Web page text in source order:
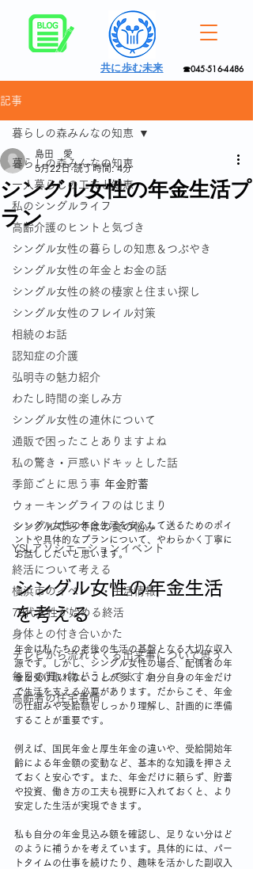
☎045-516-4486
共に歩む未来
記事
暮らしの森みんなの知恵
一人暮らしの工夫と知恵
私のシングルライフ
高齢介護のヒントと気づき
シングル女性の暮らしの知恵＆つぶやき
シングル女性の年金とお金の話
シングル女性の終の棲家と住まい探し
シングル女性のフレイル対策
相続のお話
認知症の介護
弘明寺の魅力紹介
わたし時間の楽しみ方
シングル女性の連休について
通販で困ったことありますよね
私の驚き・戸惑いドキッとした話
季節ごとに思う事
ウォーキングライフのはじまり
シングルならではの食の悩み
YSLアソシエーションイベント
終活について考える
横浜市のイベント・生活情報
70代女性が始める終活
身体との付き合いかた
テレビから流れてくる出来事について思う
毎日の買い物どうしてますか
高齢者の住宅事情
暮らしの森みんなの知恵
シングル女性の年金生活プ
ラン
島田 愛
5月22日 読了時間: 4分
年金貯蓄
シングル女性の年金生活を安心して送るためのポイ
ントや具体的なプランについて、やわらかく丁寧に
お話ししたいと思います。
シングル女性の年金生活
を考える
年金は私たちの老後の生活の基盤となる大切な収入
源です。しかし、シングル女性の場合、配偶者の年
金を受け取れないことが多く、自分自身の年金だけ
で生活を支える必要があります。だからこそ、年金
の仕組みや受給額をしっかり理解し、計画的に準備
することが重要です。
例えば、国民年金と厚生年金の違いや、受給開始年
齢による年金額の変動など、基本的な知識を押さえ
ておくと安心です。また、年金だけに頼らず、貯蓄
や投資、働き方の工夫も視野に入れておくと、より
安定した生活が実現できます。
私も自分の年金見込み額を確認し、足りない分はど
のように補うかを考えています。具体的には、パー
トタイムの仕事を続けたり、趣味を活かした副収入